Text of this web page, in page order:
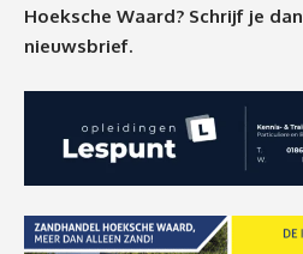
Hoeksche Waard? Schrijf je dan
nieuwsbrief.